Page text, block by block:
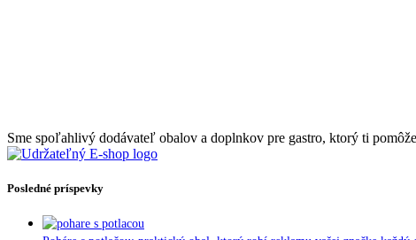
Sme spoľahlivý dodávateľ obalov a doplnkov pre gastro, ktorý ti
Posledné príspevky